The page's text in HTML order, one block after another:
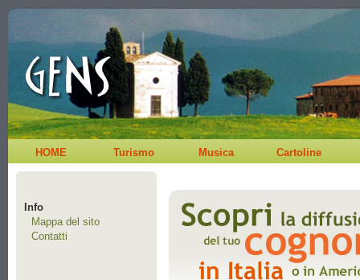
HOME Turismo Musica Cartoline
Info
Mappa del sito
Contatti